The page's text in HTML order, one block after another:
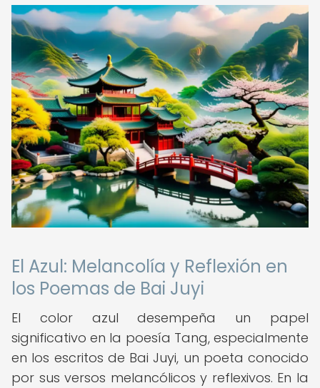
El Azul: Melancolía y Reflexión en
los Poemas de Bai Juyi
El color azul desempeña un papel
significativo en la poesía Tang, especialmente
en los escritos de Bai Juyi, un poeta conocido
por sus versos melancólicos y reflexivos. En la